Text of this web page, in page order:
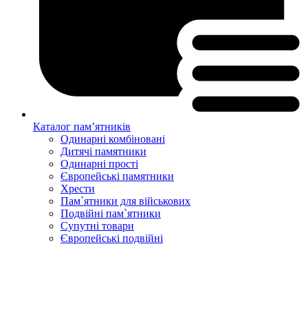
Каталог пам’ятників
Одинарні комбіновані
Дитячі памятники
Одинарні прості
Європейські памятники
Хрести
Пам`ятники для військових
Подвійні пам`ятники
Супутні товари
Європейські подвійні